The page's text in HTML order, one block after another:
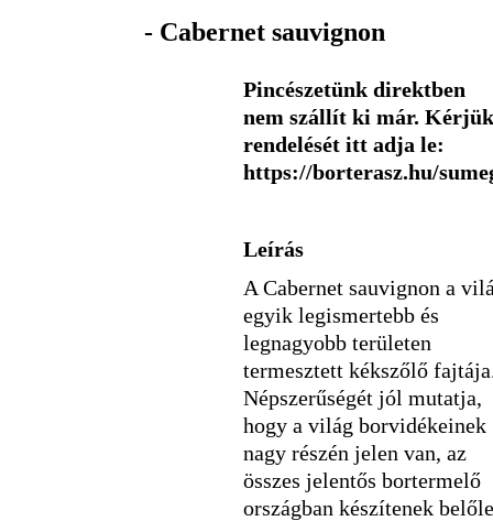
- Cabernet sauvignon
Pincészetünk direktben
nem szállít ki már. Kérjük
rendelését itt adja le:
https://borterasz.hu/
Leírás
A Cabernet sauvignon a
egyik legismertebb és
legnagyobb területen
termesztett kékszőlő
Népszerűségét jól mutatja,
hogy a világ borvidékeinek
nagy részén jelen van, az
összes jelentős bortermelő
országban készítenek belőle